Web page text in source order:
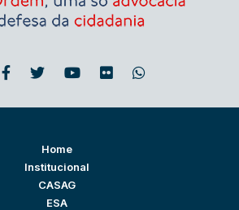
Home
Institucional
CASAG
ESA